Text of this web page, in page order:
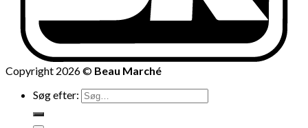
Copyright 2026 © Beau Marché
Søg efter: